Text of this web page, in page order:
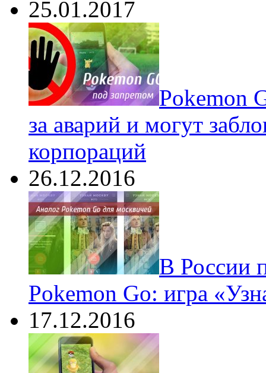
25.01.2017
Pokеmon
за аварий и могут
корпораций
26.12.2016
В России
Pokemon Go: игра
17.12.2016